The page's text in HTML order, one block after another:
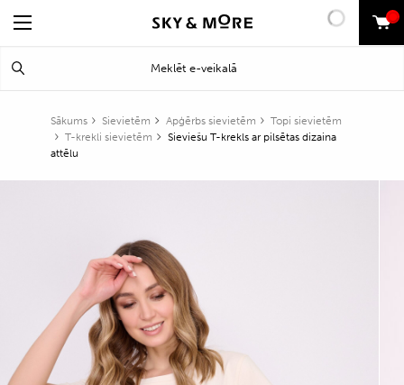
0
Sākums Sievietēm Apģērbs sievietēm
Topi sievietēm
T-krekli sievietēm
Sieviešu T-krekls ar pilsētas dizaina
attēlu